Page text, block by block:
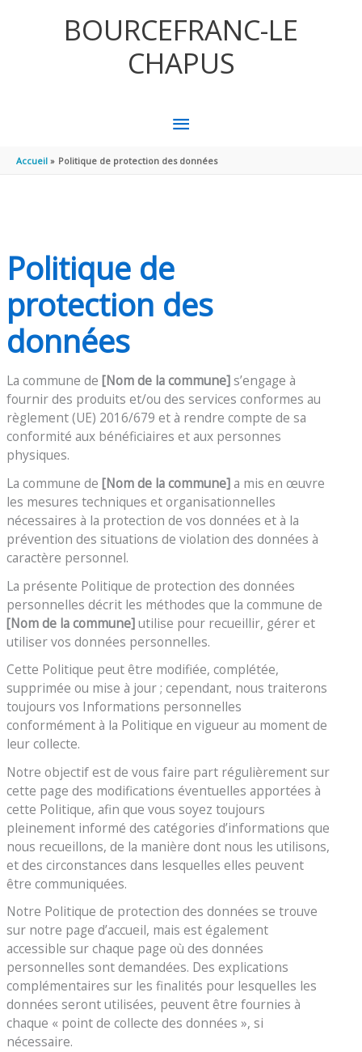
BOURCEFRANC-LE
CHAPUS
MENU
PRINCIPAL
Accueil Politique de protection des données
Politique de
protection des
données
La commune de[Nom de la commune]s’engage à
fournir des produits et/ou des services conformes au
règlement (UE) 2016/679 et à rendre compte de sa
conformité aux bénéficiaires et aux personnes
physiques.
La commune de[Nom de la commune]a mis en œuvre
les mesures techniques et organisationnelles
nécessaires à la protection de vos données et à la
prévention des situations de violation des données à
caractère personnel.
La présente Politique de protection des données
personnelles décrit les méthodes que la commune de
[Nom de la commune]utilise pour recueillir, gérer et
utiliser vos données personnelles.
Cette Politique peut être modifiée, complétée,
supprimée ou mise à jour ; cependant, nous traiterons
toujours vos Informations personnelles
conformément à la Politique en vigueur au moment de
leur collecte.
Notre objectif est de vous faire part régulièrement sur
cette page des modifications éventuelles apportées à
cette Politique, afin que vous soyez toujours
pleinement informé des catégories d’informations que
nous recueillons, de la manière dont nous les utilisons,
et des circonstances dans lesquelles elles peuvent
être communiquées.
Notre Politique de protection des données se trouve
sur notre page d’accueil, mais est également
accessible sur chaque page où des données
personnelles sont demandées. Des explications
complémentaires sur les finalités pour lesquelles les
données seront utilisées, peuvent être fournies à
chaque « point de collecte des données », si
nécessaire.